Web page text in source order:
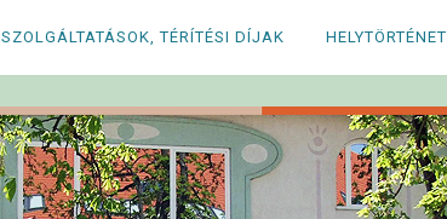
SZOLGÁLTATÁSOK, TÉRÍTÉSI DÍJAK HELYTÖRTÉNET